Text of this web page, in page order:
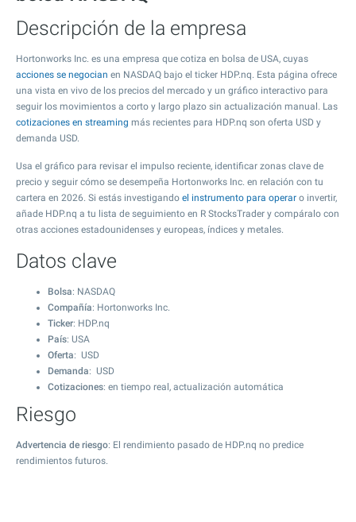
Descripción de la empresa
Hortonworks Inc. es una empresa que cotiza en bolsa de USA, cuyas
acciones se negocian en NASDAQ bajo el ticker HDP.nq. Esta página ofrece
una vista en vivo de los precios del mercado y un gráfico interactivo para
seguir los movimientos a corto y largo plazo sin actualización manual. Las
cotizaciones en streaming más recientes para HDP.nq son oferta USD y
demanda USD.
Usa el gráfico para revisar el impulso reciente, identificar zonas clave de
precio y seguir cómo se desempeña Hortonworks Inc. en relación con tu
cartera en 2026. Si estás investigando el instrumento para operar o invertir,
añade HDP.nq a tu lista de seguimiento en R StocksTrader y compáralo con
otras acciones estadounidenses y europeas, índices y metales.
Datos clave
Bolsa: NASDAQ
Compañía: Hortonworks Inc.
Ticker: HDP.nq
País: USA
Oferta: USD
Demanda: USD
Cotizaciones: en tiempo real, actualización automática
Riesgo
Advertencia de riesgo: El rendimiento pasado de HDP.nq no predice
rendimientos futuros.